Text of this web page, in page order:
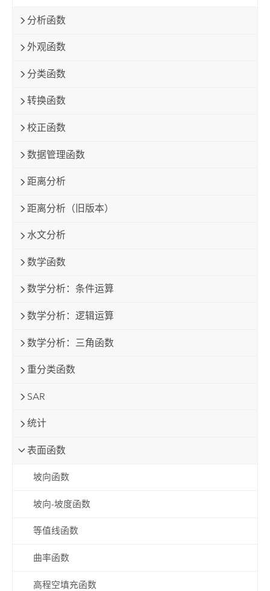
分析函数
外观函数
分类函数
转换函数
校正函数
数据管理函数
距离分析
距离分析（旧版本）
水文分析
数学函数
数学分析：条件运算
数学分析：逻辑运算
数学分析：三角函数
重分类函数
SAR
统计
表面函数
坡向函数
坡向-坡度函数
等值线函数
曲率函数
高程空填充函数